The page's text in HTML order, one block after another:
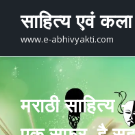
content
साहित्य एवं कला
www.e-abhivyakti.com
मराठी साहित्य